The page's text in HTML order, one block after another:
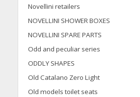
Novellini retailers
NOVELLINI SHOWER BOXES
NOVELLINI SPARE PARTS
Odd and peculiar series
ODDLY SHAPES
Old Catalano Zero Light
Old models toilet seats